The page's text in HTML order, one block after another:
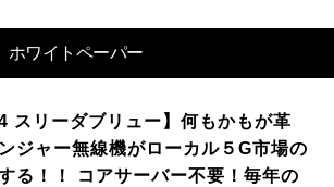
ホワイトペーパー
スリーダブリュー】何もかもが革
ジャー無線機がローカル５G市場の
る！！ コアサーバー不要！毎年の